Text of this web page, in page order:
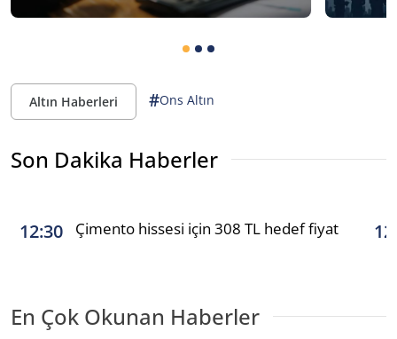
Altın Haberleri #Ons Altın
Son Dakika Haberler
12:30 Çimento hissesi için 308 TL hedef fiyat
En Çok Okunan Haberler